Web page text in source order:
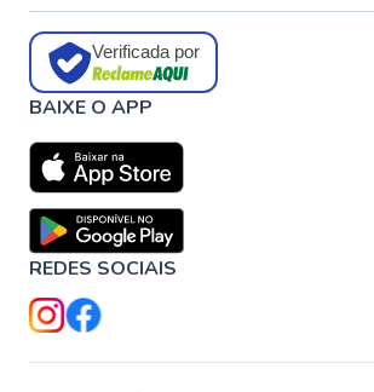
Verificada por
BAIXE O APP
REDES SOCIAIS